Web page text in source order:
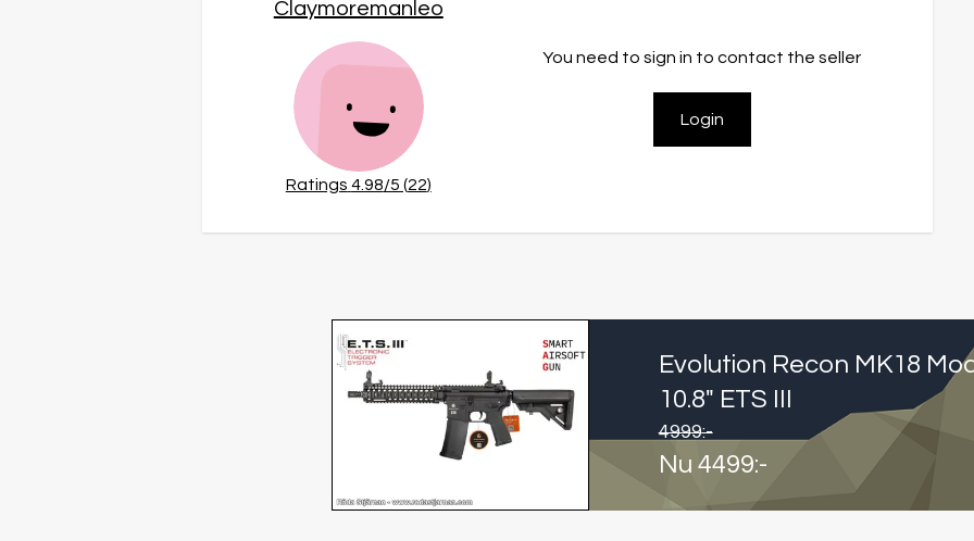
Claymoremanleo
Ratings 4.98/5 (22)
You need to sign in to contact the seller
Login
Evolution Recon MK18
10.8" ETS III
4999:-
Nu 4499:-